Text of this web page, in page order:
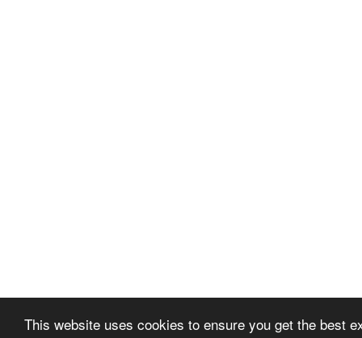
This website uses cookies to ensure you get the best